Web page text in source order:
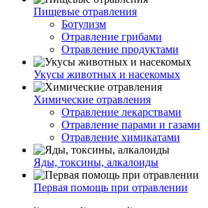
Пищевые отравления
Ботулизм
Отравление грибами
Отравление продуктами
Укусы животных и насекомых
Химические отравления
Отравление лекарствами
Отравление парами и газами
Отравление химикатами
Яды, токсины, алкалоиды
Первая помощь при отравлении